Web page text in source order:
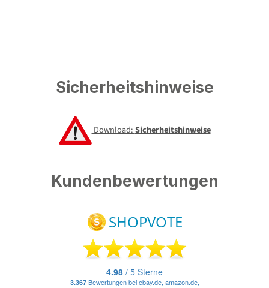
Sicherheitshinweise
Download:Sicherheitshinweise
Kundenbewertungen